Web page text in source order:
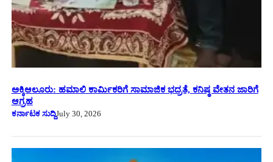
ಅಕ್ಕಿಆಲೂರು: ಹಮಾಲಿ ಕಾರ್ಮಿಕರಿಗೆ ಸಾಮಾಜಿಕ ಭದ್ರತೆ, ಕನಿಷ್ಠ ವೇತನ ಜಾರಿಗೆ
ಆಗ್ರಹ
ಕರ್ನಾಟಕ ಸುದ್ದಿJuly 30, 2026